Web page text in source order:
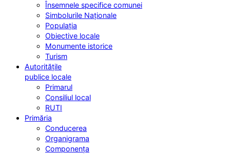
Însemnele specifice comunei
Simbolurile Naționale
Populația
Obiective locale
Monumente istorice
Turism
Autoritățile
publice locale
Primarul
Consiliul local
RUTI
Primăria
Conducerea
Organigrama
Componența